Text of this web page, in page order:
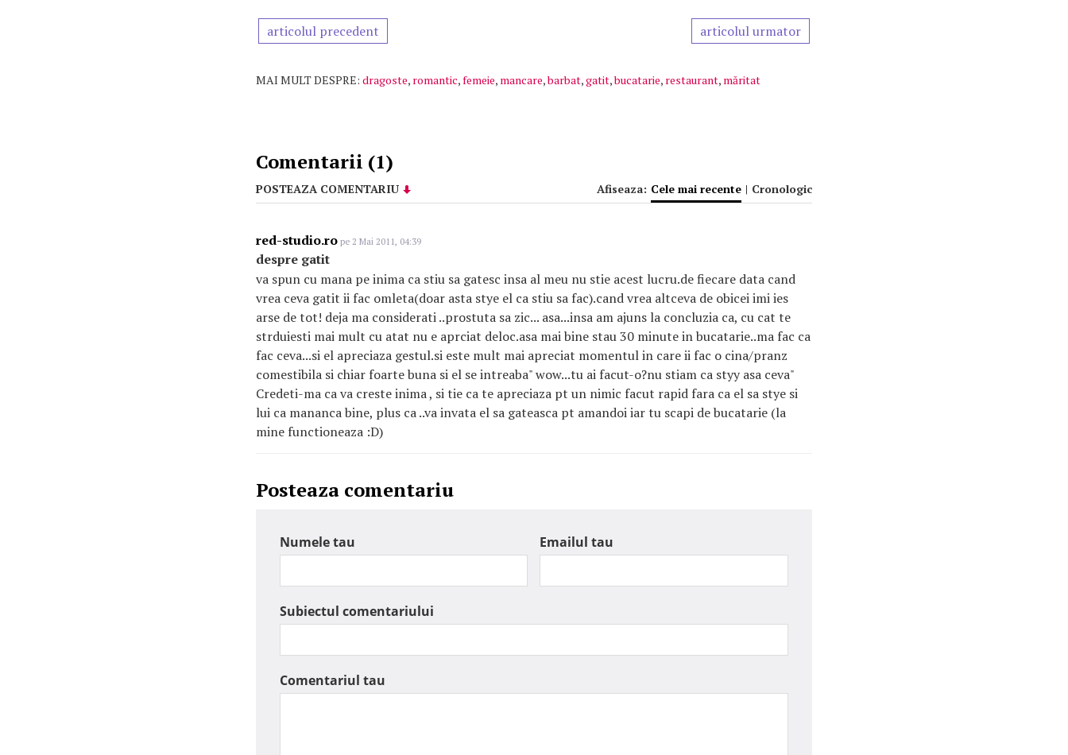
articolul precedent articolul urmator
MAI MULT DESPRE: dragoste, romantic,femeie, mancare,barbat,gatit,bucatarie, restaurant, măritat
Comentarii (1)
POSTEAZA COMENTARIU Afiseaza: Cele mai recente | Cronologic
red-studio.ro pe 2 Mai 2011, 04:39
despre gatit
va spun cu mana pe inima ca stiu sa gatesc insa al meu nu stie acest lucru.de fiecare data cand
vrea ceva gatit ii fac omleta(doar asta stye el ca stiu sa fac).cand vrea altceva de obicei imi ies
arse de tot! deja ma considerati ..prostuta sa zic... asa...insa am ajuns la concluzia ca, cu cat te
strduiesti mai mult cu atat nu e aprciat deloc.asa mai bine stau 30 minute in bucatarie..ma fac ca
fac ceva...si el apreciaza gestul.si este mult mai apreciat momentul in care ii fac o cina/pranz
comestibila si chiar foarte buna si el se intreaba" wow...tu ai facut-o?nu stiam ca styy asa ceva"
Credeti-ma ca va creste inima , si tie ca te apreciaza pt un nimic facut rapid fara ca el sa stye si
lui ca mananca bine, plus ca ..va invata el sa gateasca pt amandoi iar tu scapi de bucatarie (la
mine functioneaza :D)
Posteaza comentariu
Numele tau Emailul tau
Subiectul comentariului
Comentariul tau